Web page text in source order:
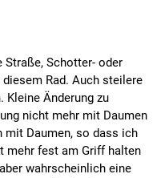
Straße, Schotter- oder
Rad. Auch steilere
Kleine Änderung zu
nicht mehr mit Daumen
mit Daumen, so dass ich
mehr fest am Griff halten
wahrscheinlich eine